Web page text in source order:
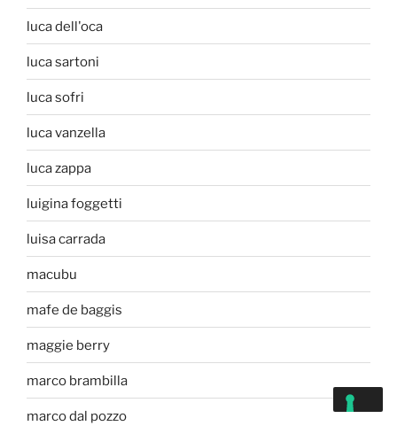
luca dell'oca
luca sartoni
luca sofri
luca vanzella
luca zappa
luigina foggetti
luisa carrada
macubu
mafe de baggis
maggie berry
marco brambilla
marco dal pozzo